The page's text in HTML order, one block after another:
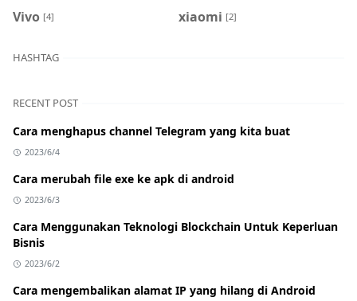
Vivo [4] xiaomi [2]
HASHTAG
RECENT POST
Cara menghapus channel Telegram yang kita buat
2023/6/4
Cara merubah file exe ke apk di android
2023/6/3
Cara Menggunakan Teknologi Blockchain Untuk Keperluan
Bisnis
2023/6/2
Cara mengembalikan alamat IP yang hilang di Android